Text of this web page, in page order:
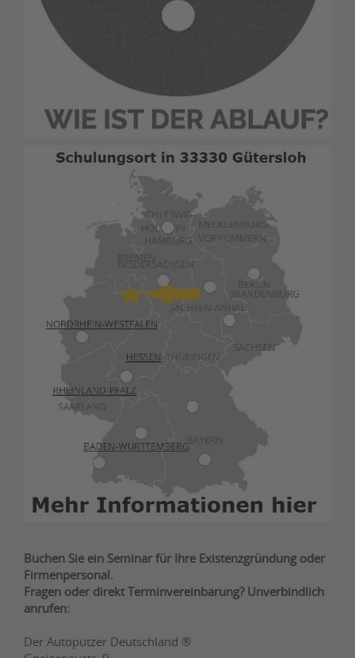
Buchen Sie ein Seminar für Ihre Existenzgründung oder
Firmenpersonal.
Fragen oder direkt Terminvereinbarung? Unverbindlich
anrufen:
Der Autoputzer Deutschland ®